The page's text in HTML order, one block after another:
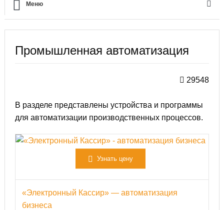
Меню
Главная
Промышленная автоматизация
29548
В разделе представлены устройства и программы
для автоматизации производственных процессов.
Узнать цену
«Электронный Кассир» — автоматизация
бизнеса